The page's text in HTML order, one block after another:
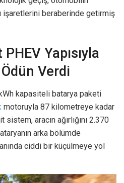
işaretlerini beraberinde getirmiş
Yapısıyla
Verdi
kapasiteli batarya paketi
motoruyla 87 kilometreye kadar
aracın ağırlığını 2.370
arka bölümde
ciddi bir küçülmeye yol